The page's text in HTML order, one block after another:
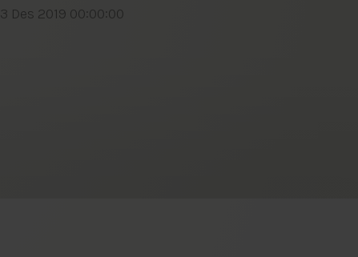
3 Des 2019 00:00:00